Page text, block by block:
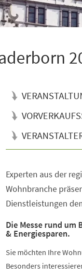
Experten aus der
Wohnbranche
Dienstleistungen
Die Messe rund um
& Energiesparen.
Sie möchten Ihre
Besonders